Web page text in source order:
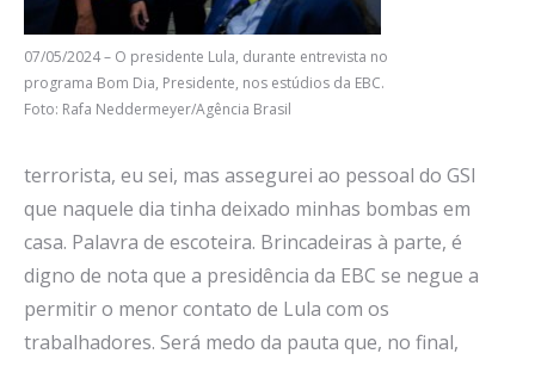
07/05/2024 – O presidente Lula, durante entrevista no
programa Bom Dia, Presidente, nos estúdios da EBC.
Foto: Rafa Neddermeyer/Agência Brasil
terrorista, eu sei, mas assegurei ao pessoal do GSI
que naquele dia tinha deixado minhas bombas em
casa. Palavra de escoteira. Brincadeiras à parte, é
digno de nota que a presidência da EBC se negue a
permitir o menor contato de Lula com os
trabalhadores. Será medo da pauta que, no final,